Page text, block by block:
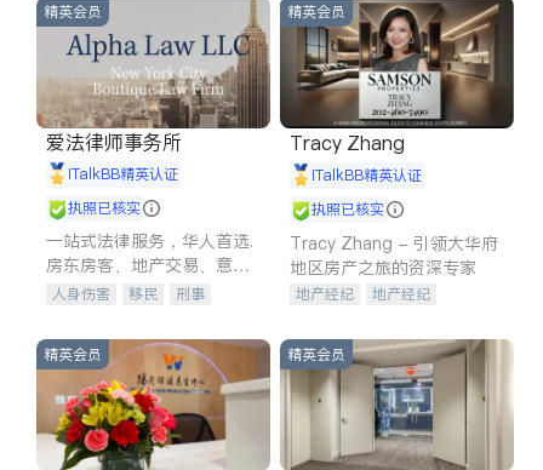
精英会员
爱法律师事务所
iTalkBB精英认证
执照已核实
一站式法律服务，华人首选.
房东房客、地产交易、意外
伤害、车祸重伤、商业诉
建筑合同、刑事案件全包办
人身伤害 移民
刑事
信托/遗嘱
商业
商标注册
律师-其它 保释
精英会员
Tracy Zhang
iTalkBB精英认证
执照已核实
Tracy Zhang - 引领大华府
地区房产之旅的资深专家
地产经纪
地产经纪
商铺租售
开发商建商
精英会员 精英会员